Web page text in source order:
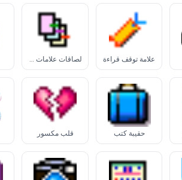
علامة توقف قراءة لصاقات علامات توقف قراءة
حقيبة كتب قلب مكسور